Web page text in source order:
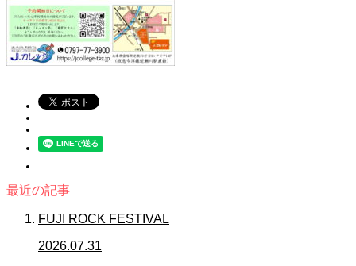
最近の記事
FUJI ROCK FESTIVAL
2026.07.31